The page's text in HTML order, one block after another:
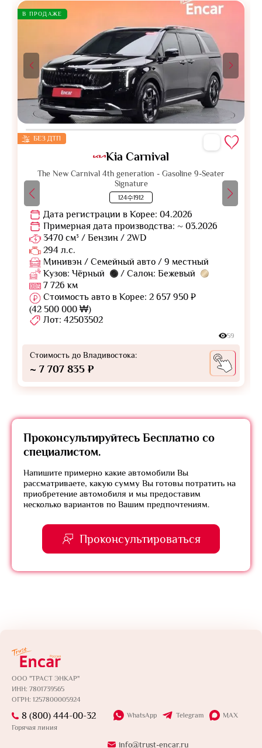
В ПРОДАЖЕ
БЕЗ ДТП
Kia Carnival
The New Carnival 4th generation - Gasoline 9-Seater
Signature
124수1912
Дата регистрации в Корее: 04.2026
Примерная дата производства: ~ 03.2026
3470 см³ / Бензин / 2WD
294 л.с.
Минивэн / Семейный авто / 9 местный
Кузов: Чёрный
/ Салон: Бежевый
7 726 км
Стоимость авто в Корее: 2 657 950 ₽
(42 500 000 ₩)
Лот: 42503502
59
Стоимость до Владивостока:
~ 7 707 835 ₽
Проконсультируйтесь Бесплатно со
специалистом.
Напишите примерно какие автомобили Вы
рассматриваете, какую сумму Вы готовы потратить на
приобретение автомобиля и мы предоставим
несколько вариантов по Вашим предпочтениям.
Проконсультироваться
ООО "ТРАСТ ЭНКАР"
ИНН: 7801739565
ОГРН: 1257800005924
8 (800) 444-00-32
Горячая линия
WhatsApp Telegram MAX
info@trust-encar.ru